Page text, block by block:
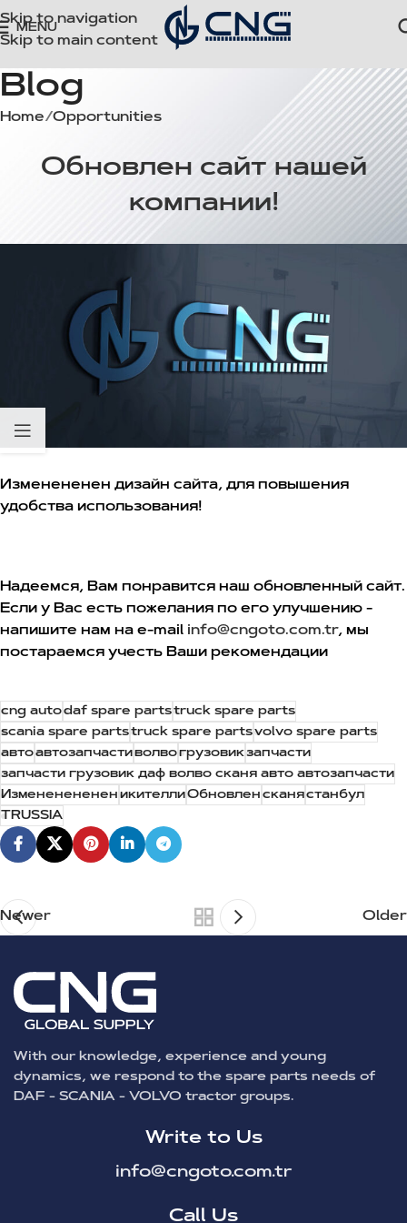
Skip to navigation
Skip to main content
MENU
Blog
Home Opportunities
Обновлен сайт нашей
компании!
Изменененен дизайн сайта, для повышения
удобства использования!
Надеемся, Вам понравится наш обновленный сайт.
Если у Вас есть пожелания по его улучшению -
напишите нам на e-mail info@cngoto.com.tr, мы
постараемся учесть Ваши рекомендации
cng autodaf spare partstruck spare parts
scania spare partstruck spare partsvolvo spare parts
автоавтозапчастиволвогрузовикзапчасти
запчасти грузовик даф волво сканя авто автозапчасти
Измененененен икителлиОбновлен сканястанбул
TRUSSIA
Newer Older
With our knowledge, experience and young
dynamics, we respond to the spare parts needs of
DAF - SCANIA - VOLVO tractor groups.
Write to Us
info@cngoto.com.tr
Call Us